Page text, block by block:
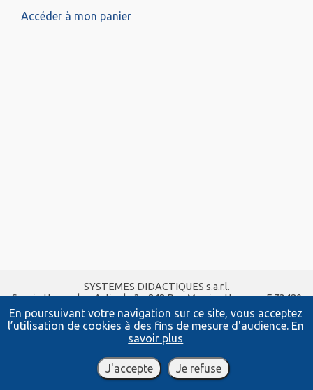
En poursuivant votre navigation sur ce site, vous acceptez
l’utilisation de cookies à des fins de mesure d'audience. En
savoir plus
J'accepte Je refuse
Accéder à mon panier
SYSTEMES DIDACTIQUES s.a.r.l.
Savoie Hexapole - Actipole 3 - 242 Rue Maurice Herzog - F 73420
VIVIERS DU LAC
Tel : 04 56 42 80 70| Fax :04 56 42 80 71
xavier.granjon@systemes-didactiques.fr
www.systemes-didactiques.fr